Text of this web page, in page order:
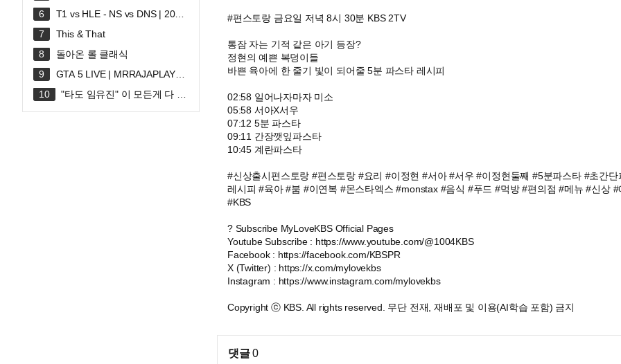
T1 vs HLE - NS vs DNS | 2026
LCK
This & That
돌아온 롤 클래식
GTA 5 LIVE | MRRAJAPLAY#s
hortslive #shortsfeed #gta5 #gtaonli
ne
"타도 임유진" 이 모든게 다 너
#편스토랑 금요일 저녁 8시 30분 KBS 2TV
통잠 자는 기적 같은 아기 등장?
정현의 예쁜 복덩이들
바쁜 육아에 한 줄기 빛이 되어줄 5분 파스타 레시피
02:58 일어나자마자 미소
05:58 서아X서우
07:12 5분 파스타
09:11 간장깻잎파스타
10:45 계란파스타
#신상출시편스토랑 #편스토랑 #요리 #이정현 #서아 #서우 #이정현둘째 #5분파스타 #초간
레시피 #육아 #붐 #이연복 #몬스타엑스 #monstax #음식 #푸드 #먹방 #편의점 #메뉴 #신상 #
#KBS
? Subscribe MyLoveKBS Official Pages
Youtube Subscribe : https://www.youtube.com/@1004KBS
Facebook : https://facebook.com/KBSPR
X (Twitter) : https://x.com/mylovekbs
Instagram : https://www.instagram.com/mylovekbs
Copyright ⓒ KBS. All rights reserved. 무단 전재, 재배포 및 이용(AI학습 포함) 금지
댓글0